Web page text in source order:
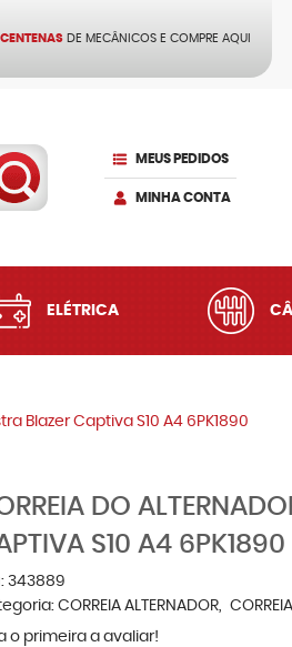
DE MECÂNICOS E COMPRE AQUI
MEUS PEDIDOS
MINHA CONTA
ELÉTRICA
Blazer Captiva S10 A4 6PK1890
DO
S10 A4 6PK1890
343889
CORREIA ALTERNADOR
o primeira a avaliar!